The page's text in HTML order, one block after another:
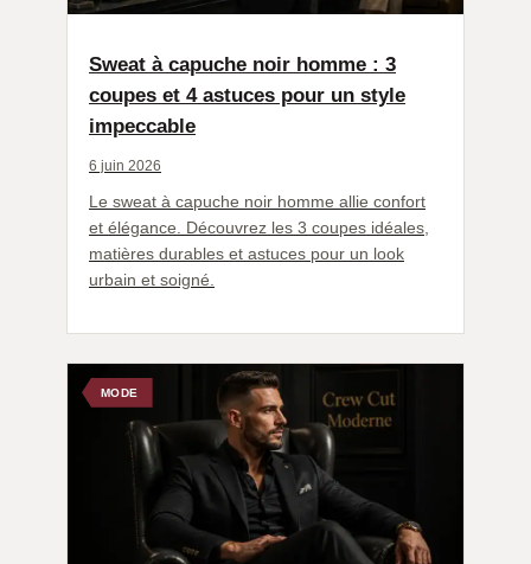
Sweat à capuche noir homme : 3
coupes et 4 astuces pour un style
impeccable
6 juin 2026
Le sweat à capuche noir homme allie confort
et élégance. Découvrez les 3 coupes idéales,
matières durables et astuces pour un look
urbain et soigné.
MODE